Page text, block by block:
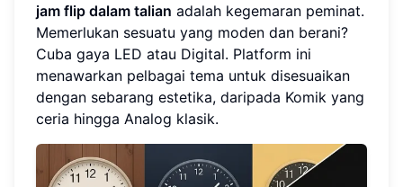
jam flip dalam talian adalah kegemaran peminat.
Memerlukan sesuatu yang moden dan berani?
Cuba gaya LED atau Digital. Platform ini
menawarkan pelbagai tema untuk disesuaikan
dengan sebarang estetika, daripada Komik yang
ceria hingga Analog klasik.